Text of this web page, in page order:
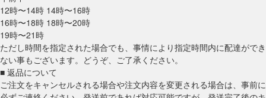
12時〜14時 14時〜16時
16時〜18時 18時〜20時
19時〜21時
ただし時間を指定された場合でも、事情により指定時間内に配達ができ
ない事もございます。どうぞ、ご了承ください。
■ 返品について
ご注文をキャンセルされる場合や注文内容を変更される場合は、事前に